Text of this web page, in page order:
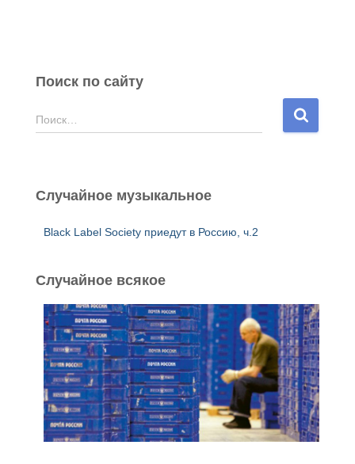
Поиск по сайту
Н
а
:
Поиск…
Случайное музыкальное
Black Label Society приедут в Россию, ч.2
Случайное всякое